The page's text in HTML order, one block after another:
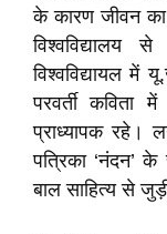
के कारण जीवन का
विश्वविद्यायल में
परवर्ती कविता
प्राध्यापक रहे।
पत्रिका ‘नंदन’
बाल साहित्य से